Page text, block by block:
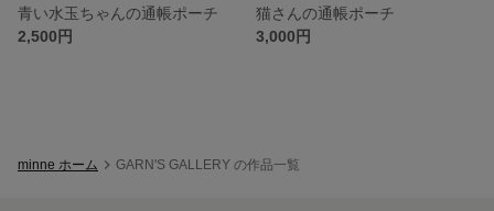
青い水玉ちゃんの通帳ポーチ
2,500円
猫さんの通帳ポーチ
3,000円
minne ホーム GARN'S GALLERY の作品一覧